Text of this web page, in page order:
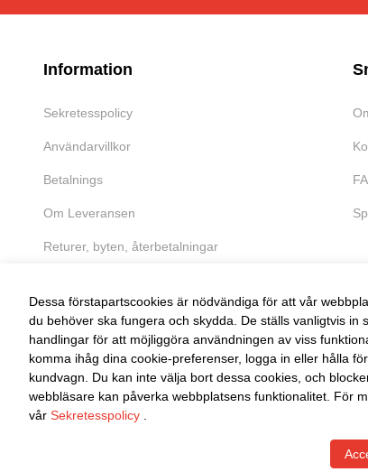
Information
Sekretesspolicy
Användarvillkor
Betalnings
Om Leveransen
Returer, byten, återbetalningar
FRI RETUR
Enkel retur inom 30
Dessa förstapartscookies är nödvändiga för att vår
du behöver ska fungera och skydda. De ställs vanligtvis in
handlingar för att möjliggöra användningen av viss
komma ihåg dina cookie-preferenser, logga in eller hålla
kundvagn. Du kan inte välja bort dessa cookies, och
webbläsare kan påverka webbplatsens funktionalitet. För
vår Sekretesspolicy